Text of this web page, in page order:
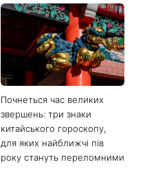
Почнеться час великих
звершень: три знаки
китайського гороскопу,
для яких найближчі пів
року стануть переломними